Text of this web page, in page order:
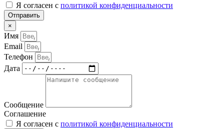
Я согласен с политикой конфиденциальности
Отправить
×
Имя
Email
Телефон
Дата
Сообщение
Соглашение
Я согласен с политикой конфиденциальности